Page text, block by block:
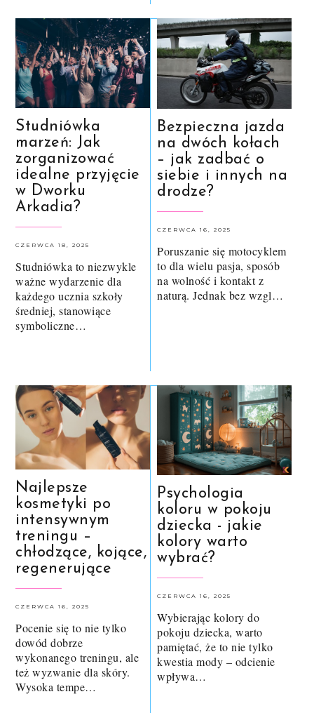
Studniówka
marzeń: Jak
zorganizować
idealne przyjęcie
w Dworku
Arkadia?
CZERWCA 18, 2025
Studniówka to niezwykle
ważne wydarzenie dla
każdego ucznia szkoły
średniej, stanowiące
symboliczne…
Bezpieczna jazda
na dwóch kołach
– jak zadbać o
siebie i innych na
drodze?
CZERWCA 16, 2025
Poruszanie się motocyklem
to dla wielu pasja, sposób
na wolność i kontakt z
naturą. Jednak bez wzgl…
Najlepsze
kosmetyki po
intensywnym
treningu –
chłodzące, kojące,
regenerujące
CZERWCA 16, 2025
Pocenie się to nie tylko
dowód dobrze
wykonanego treningu, ale
też wyzwanie dla skóry.
Wysoka tempe…
Psychologia
koloru w pokoju
dziecka - jakie
kolory warto
wybrać?
CZERWCA 16, 2025
Wybierając kolory do
pokoju dziecka, warto
pamiętać, że to nie tylko
kwestia mody – odcienie
wpływa…